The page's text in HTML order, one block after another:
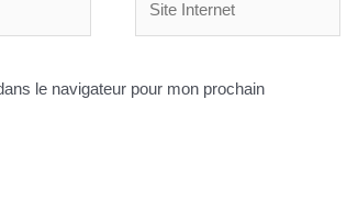
Internet
le navigateur pour mon prochain